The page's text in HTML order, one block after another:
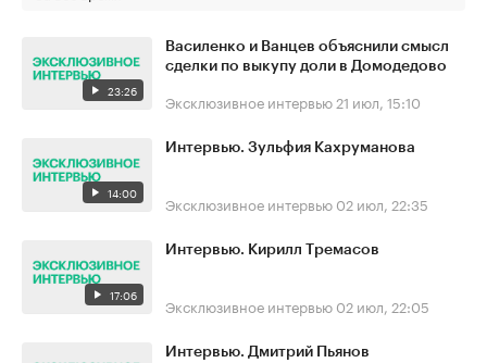
23:26
Василенко и Ванцев объяснили смысл
сделки по выкупу доли в Домодедово
Эксклюзивное интервью 21 июл, 15:10
14:00
Интервью. Зульфия Кахруманова
Эксклюзивное интервью 02 июл, 22:35
17:06
Интервью. Кирилл Тремасов
Эксклюзивное интервью 02 июл, 22:05
Интервью. Дмитрий Пьянов